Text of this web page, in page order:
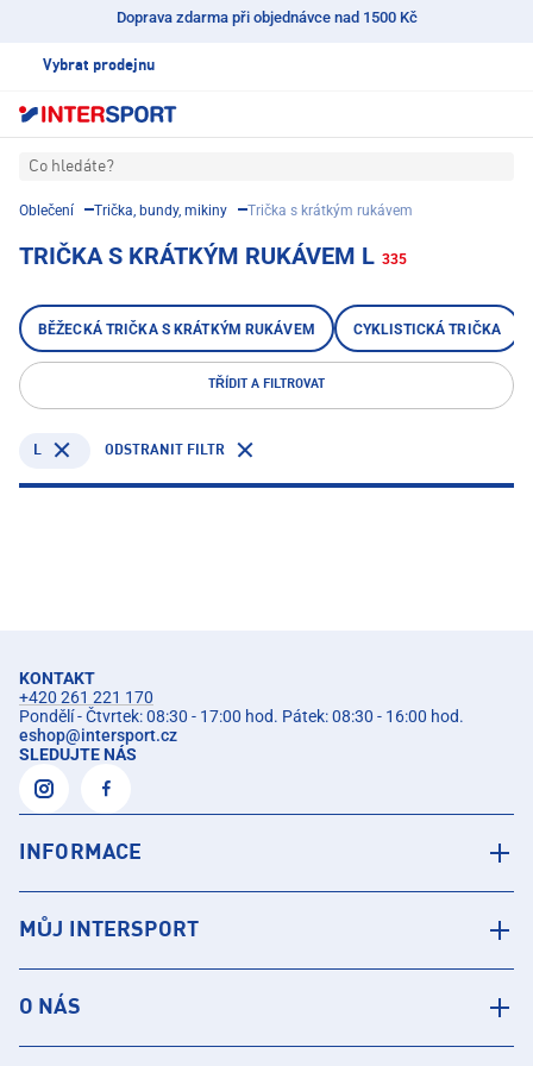
Doprava zdarma při objednávce nad 1500 Kč
Vybrat prodejnu
Co hledáte?
Oblečení Trička, bundy, mikiny Trička s krátkým rukávem
TRIČKA S KRÁTKÝM RUKÁVEM L 335
BĚŽECKÁ TRIČKA S KRÁTKÝM RUKÁVEM CYKLISTICKÁ TRIČKA
TŘÍDIT A FILTROVAT
L ODSTRANIT FILTR
KONTAKT
+420 261 221 170
Pondělí - Čtvrtek: 08:30 - 17:00 hod. Pátek: 08:30 - 16:00 hod.
eshop@intersport.cz
SLEDUJTE NÁS
INFORMACE
MŮJ INTERSPORT
O NÁS